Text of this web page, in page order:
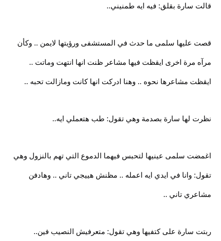
قالت سارة بقلق: فيه ايه طمنيني..
قصت عليها سلمى ما حدث في المستشفى ورؤيتها لايمن .. وكأن
مرآه مرة اخرى ايقظت فيها مشاعر ظنت انها انتهت وماتت ..
ايقظت مشاعرها نحوه .. وهنا ادركت انها كانت ومازالت تحبه ..
نظرت لها سارة بصدمة وهي تقول: طب هتعملي ايه..
اغمضت سلمى عينيها لتحبس فيهما الدموع التي تهم بالنزول وهي
تقول: وانا في ايدي ايه اعمله .. مظنش هييجي تاني .. وهادفن
مشاعري تاني ..
ربتت سارة على كتفيها وهي تقول: متعرفيش النصيب فين..